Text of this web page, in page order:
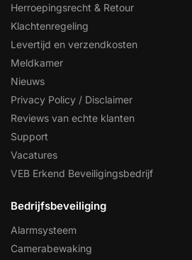
Herroepingsrecht & Retour
Klachtenregeling
Levertijd en verzendkosten
Meldkamer
Nieuws
Privacy Policy / Disclaimer
Reviews van echte klanten
Support
Vacatures
VEB Erkend Beveiligingsbedrijf
Bedrijfsbeveiliging
Alarmsysteem
Camerabewaking